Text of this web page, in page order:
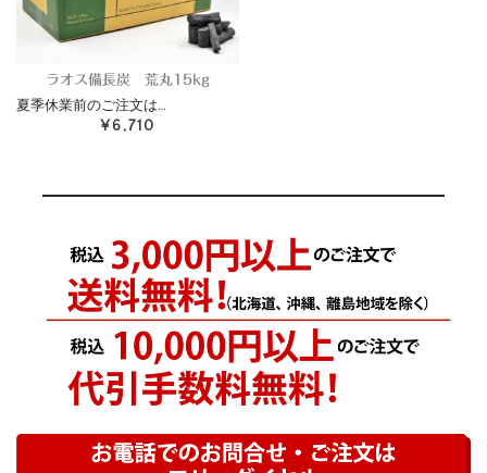
ラオス備長炭 荒丸15kg
夏季休業前のご注文は…
¥6,710